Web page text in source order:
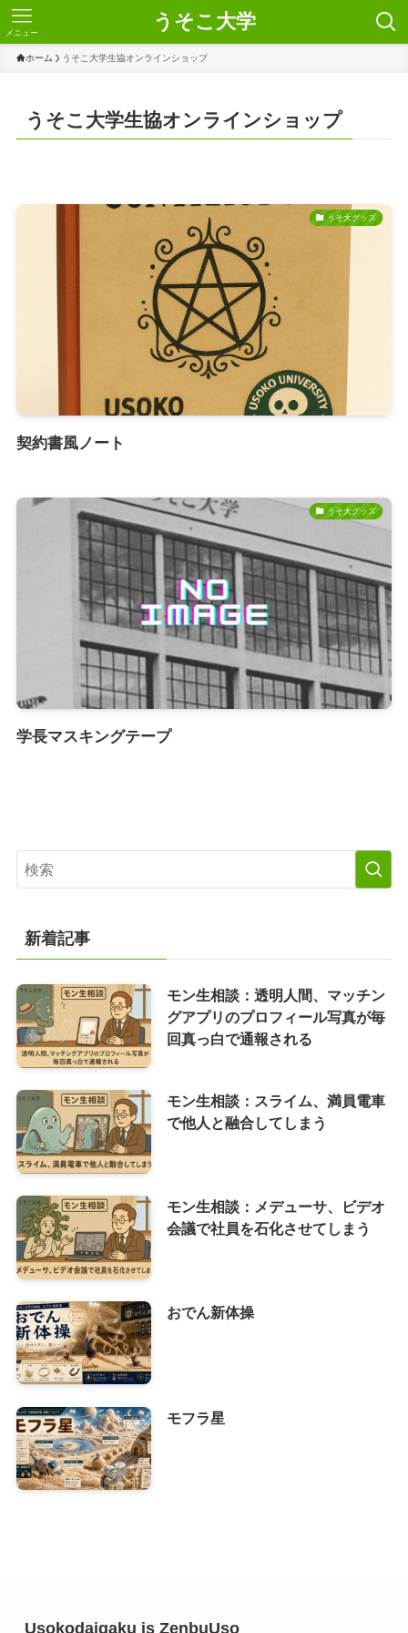
うそこ大学
メニュー
ホーム うそこ大学生協オンラインショップ
うそこ大学生協オンラインショップ
うそ大グッズ
契約書風ノート
うそ大グッズ
学長マスキングテープ
新着記事
モン生相談：透明人間、マッチン
グアプリのプロフィール写真が毎
回真っ白で通報される
モン生相談：スライム、満員電車
で他人と融合してしまう
モン生相談：メデューサ、ビデオ
会議で社員を石化させてしまう
おでん新体操
モフラ星
Usokodaigaku is ZenbuUso